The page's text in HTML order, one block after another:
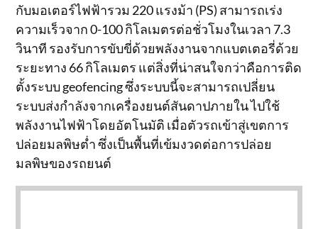
กับมอเตอร์ไฟฟ้ารวม 220 แรงม้า (PS) สามารถเร่ง
ความเร็วจาก 0-100 กิโลเมตรต่อชั่วโมงในเวลา 7.3
วินาที รองรับการขับขี่ด้วยพลังงานจากแบตเตอรี่ด้วย
ระยะทาง 66 กิโลเมตร แต่สิ่งที่น่าสนใจกว่าคือการติด
ตั้งระบบ geofencing ซึ่งระบบนี้จะสามารถเปลี่ยน
ระบบส่งกำลังจากเครื่องยนต์สันดาปภายใน ไปใช้
พลังงานไฟฟ้าโดยอัตโนมัติ เมื่อตัวรถเข้าสู่เขตการ
ปล่อยมลพิษต่ำ ซึ่งเป็นพื้นที่เข้มงวดต่อการปล่อย
มลพิษของรถยนต์